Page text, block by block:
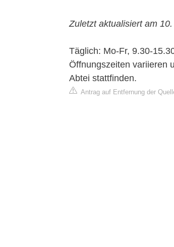
Zuletzt aktualisiert am
Täglich: Mo-Fr, 9.30-
Öffnungszeiten variieren
Abtei stattfinden.
Antrag auf Entfernung der